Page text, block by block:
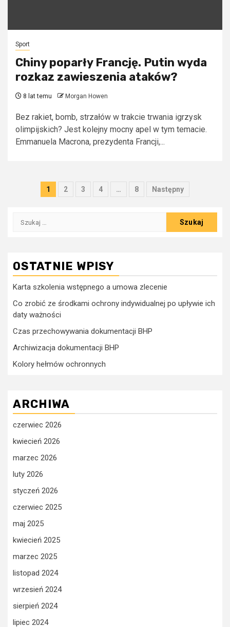
Sport
Chiny poparły Francję. Putin wyda
rozkaz zawieszenia ataków?
8 lat temu Morgan Howen
Bez rakiet, bomb, strzałów w trakcie trwania igrzysk
olimpijskich? Jest kolejny mocny apel w tym temacie.
Emmanuela Macrona, prezydenta Francji,...
Stronicowanie
1 2 3 4 … 8 Następny
Szukaj:
OSTATNIE WPISY
Karta szkolenia wstępnego a umowa zlecenie
Co zrobić ze środkami ochrony indywidualnej po upływie ich
daty ważności
Czas przechowywania dokumentacji BHP
Archiwizacja dokumentacji BHP
Kolory hełmów ochronnych
ARCHIWA
czerwiec 2026
kwiecień 2026
marzec 2026
luty 2026
styczeń 2026
czerwiec 2025
maj 2025
kwiecień 2025
marzec 2025
listopad 2024
wrzesień 2024
sierpień 2024
lipiec 2024